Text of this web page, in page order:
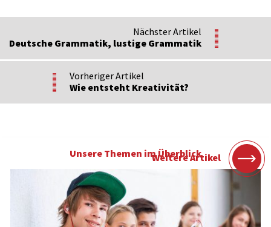
Nächster Artikel
Deutsche Grammatik, lustige Grammatik
Vorheriger Artikel
Wie entsteht Kreativität?
Weitere Artikel
Unsere Themen im Überblick